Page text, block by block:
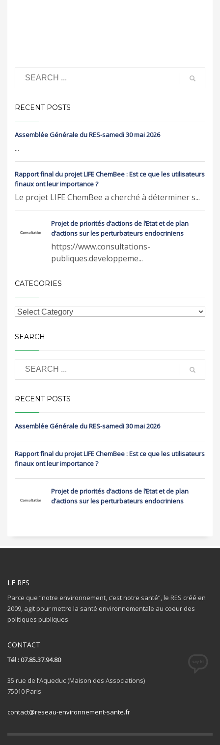
RECENT POSTS
Assemblée Générale du RES-samedi 30 mai 2026
...
Rapport final du projet LIFE ChemBee : Est ce que les utilisateurs
finaux ont leur importance ?
Le projet LIFE ChemBee a cherché à déterminer s...
Projet de priorités d’actions de l’Etat et de plan
d’actions sur les perturbateurs endocriniens
https://www.consultations-
publiques.developpeme...
CATEGORIES
SEARCH
RECENT POSTS
Assemblée Générale du RES-samedi 30 mai 2026
Rapport final du projet LIFE ChemBee : Est ce que les utilisateurs
finaux ont leur importance ?
Projet de priorités d’actions de l’Etat et de plan
d’actions sur les perturbateurs endocriniens
LE RES
Parce que “notre environnement, c’est notre santé”, le RES créé en
2009, agit pour mettre la santé environnementale au coeur des
politiques publiques.
CONTACT
Tél : 07.85.37.94.80
35 rue de l’Aqueduc (Maison des Associations)
75010 Paris
contact@reseau-environnement-sante.fr